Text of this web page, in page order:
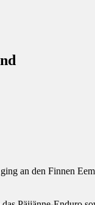
an den Finnen